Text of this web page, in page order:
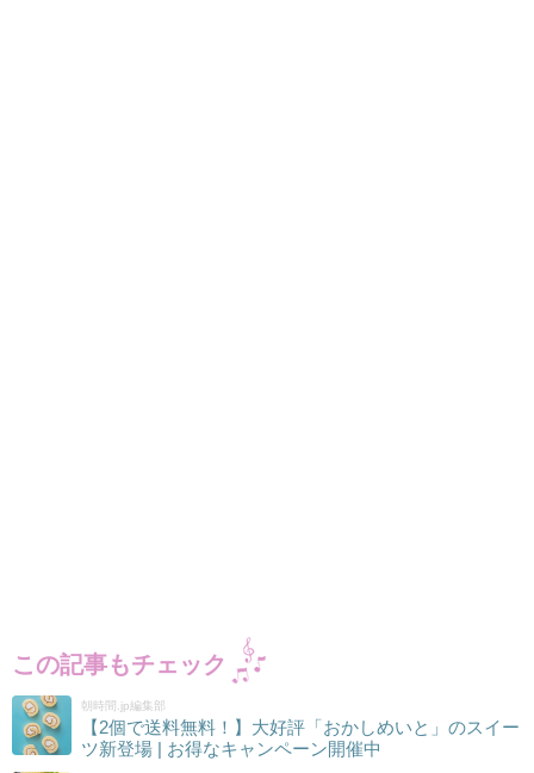
この記事もチェック
朝時間.jp編集部
【2個で送料無料！】大好評「おかしめいと」のスイー
ツ新登場 | お得なキャンペーン開催中